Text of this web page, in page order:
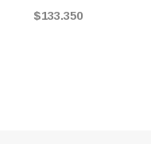
$133.350